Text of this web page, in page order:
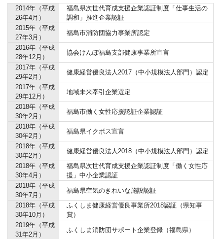
2014年（平成
26年4月）
福島県次世代育成支援企業認証制度「仕事生活の
調和」推進企業認証
2015年（平成
27年3月）
福島市消防団協力事業所認定
2016年（平成
28年12月）
協会けんぽ福島支部健康事業所宣言
2017年（平成
29年2月）
健康経営優良法人2017（中小規模法人部門）認定
2017年（平成
29年12月）
地域未来牽引企業選定
2018年（平成
30年2月）
福島市働く女性応援認証企業認証
2018年（平成
30年2月）
福島県イクボス宣言
2018年（平成
30年2月）
健康経営優良法人2018（中小規模法人部門）認定
2018年（平成
30年4月）
福島県次世代育成支援企業認証制度「働く女性応
援」中小企業認証
2018年（平成
30年7月）
福島県空気のきれいな施設認証
2018年（平成
30年10月）
ふくしま健康経営優良事業所2018認証（県知事
賞）
2019年（平成
31年2月）
ふくしま消防団サポート企業登録（福島県）